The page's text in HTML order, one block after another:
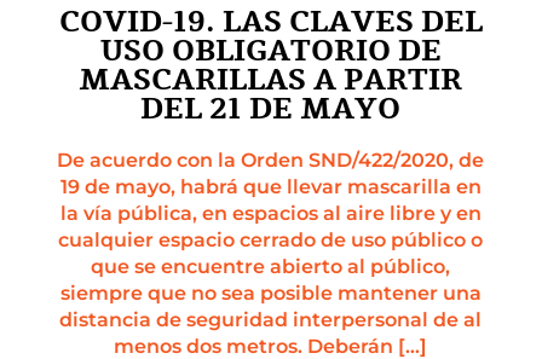
COVID-19. LAS CLAVES DEL
USO OBLIGATORIO DE
MASCARILLAS A PARTIR
DEL 21 DE MAYO
De acuerdo con la Orden SND/422/2020, de
19 de mayo, habrá que llevar mascarilla en
la vía pública, en espacios al aire libre y en
cualquier espacio cerrado de uso público o
que se encuentre abierto al público,
siempre que no sea posible mantener una
distancia de seguridad interpersonal de al
menos dos metros. Deberán […]